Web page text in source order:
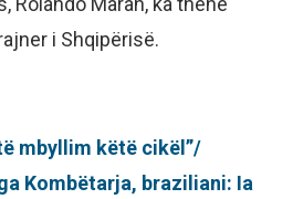
i Shqipërisë.
mbyllim këtë cikël”/
Kombëtarja, braziliani: Ia